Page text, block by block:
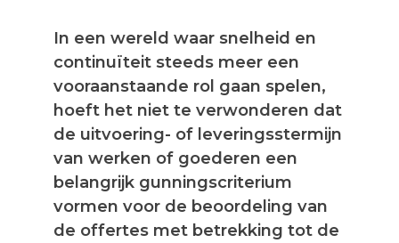
In een wereld waar snelheid en
continuïteit steeds meer een
vooraanstaande rol gaan spelen,
hoeft het niet te verwonderen dat
de uitvoering- of leveringsstermijn
van werken of goederen een
belangrijk gunningscriterium
vormen voor de beoordeling van
de offertes met betrekking tot de